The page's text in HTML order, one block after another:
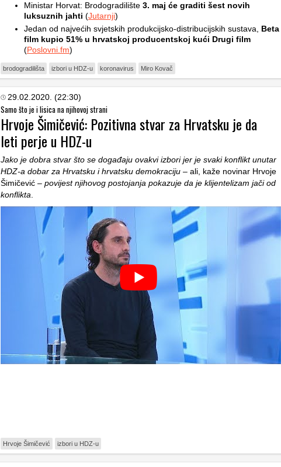
Ministar Horvat: Brodogradilište 3. maj će graditi šest novih
luksuznih jahti (Jutarnji)
Jedan od najvećih svjetskih produkcijsko-distribucijskih sustava, Beta
film kupio 51% u hrvatskoj producentskoj kući Drugi film
(Poslovni.fm)
brodogradilišta izbori u HDZ-u koronavirus Miro Kovač
29.02.2020. (22:30)
Samo što je i lisica na njihovoj strani
Hrvoje Šimičević: Pozitivna stvar za Hrvatsku je da
leti perje u HDZ-u
Jako je dobra stvar što se događaju ovakvi izbori jer je svaki konflikt unutar
HDZ-a dobar za Hrvatsku i hrvatsku demokraciju – ali, kaže novinar Hrvoje
Šimičević – povijest njihovog postojanja pokazuje da je klijentelizam jači od
konflikta
Hrvoje Šimičević izbori u HDZ-u